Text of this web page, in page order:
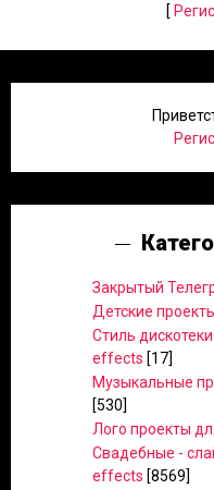
[
Закрытый
Детские
Стиль
effects [17]
Музыкальные
[530]
Лого проекты
Свадебные -
effects [8569]